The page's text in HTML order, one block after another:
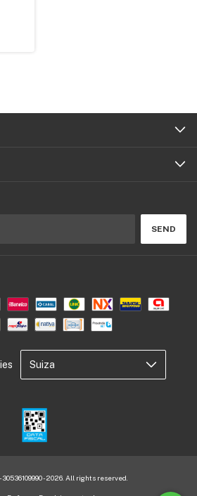
30536109990 - 2026. All rights reserved.